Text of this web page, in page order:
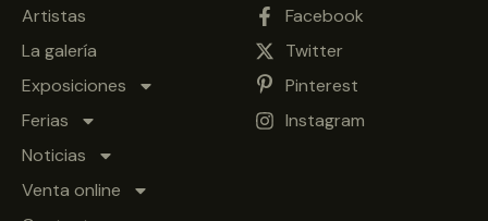
Artistas
La galería
Exposiciones
Ferias
Noticias
Venta online
Facebook
Twitter
Pinterest
Instagram